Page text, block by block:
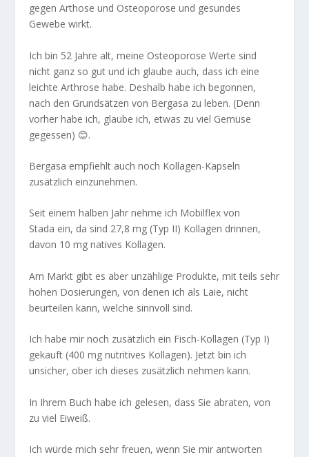
gegen Arthose und Osteoporose und gesundes
Gewebe wirkt.
Ich bin 52 Jahre alt, meine Osteoporose Werte sind
nicht ganz so gut und ich glaube auch, dass ich eine
leichte Arthrose habe. Deshalb habe ich begonnen,
nach den Grundsätzen von Bergasa zu leben. (Denn
vorher habe ich, glaube ich, etwas zu viel Gemüse
gegessen) 😊.
Bergasa empfiehlt auch noch Kollagen-Kapseln
zusätzlich einzunehmen.
Seit einem halben Jahr nehme ich Mobilflex von
Stada ein, da sind 27,8 mg (Typ II) Kollagen drinnen,
davon 10 mg natives Kollagen.
Am Markt gibt es aber unzählige Produkte, mit teils sehr
hohen Dosierungen, von denen ich als Laie, nicht
beurteilen kann, welche sinnvoll sind.
Ich habe mir noch zusätzlich ein Fisch-Kollagen (Typ I)
gekauft (400 mg nutritives Kollagen). Jetzt bin ich
unsicher, ober ich dieses zusätzlich nehmen kann.
In Ihrem Buch habe ich gelesen, dass Sie abraten, von
zu viel Eiweiß.
Ich würde mich sehr freuen, wenn Sie mir antworten